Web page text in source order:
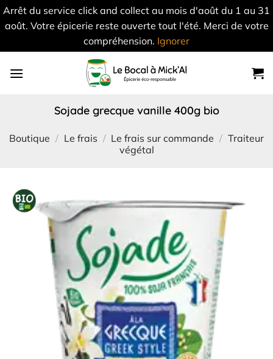
Arrêt du service click and collect au mois d'août du 1 au 31
août. Votre épicerie reste ouverte tout l'été. Merci de votre
compréhension. Ignorer
sojade grecque vanille 400g bio
Boutique / Le frais / Le frais sur commande / Traiteur
végétal